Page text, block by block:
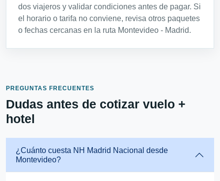
dos viajeros y validar condiciones antes de pagar. Si
el horario o tarifa no conviene, revisa otros paquetes
o fechas cercanas en la ruta Montevideo - Madrid.
PREGUNTAS FRECUENTES
Dudas antes de cotizar vuelo +
hotel
¿Cuánto cuesta NH Madrid Nacional desde
Montevideo?